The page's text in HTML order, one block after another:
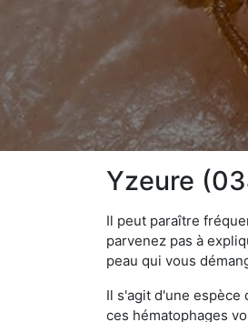
Yzeure
Il peut paraître
parvenez pas à
peau qui vous
Il s'agit d'une espèce
ces hématophages